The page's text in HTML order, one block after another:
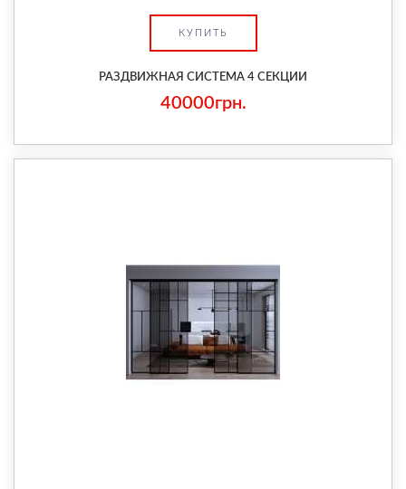
КУПИТЬ
РАЗДВИЖНАЯ СИСТЕМА 4 СЕКЦИИ
40000грн.